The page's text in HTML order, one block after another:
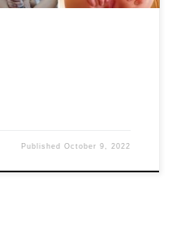
PublishedOctober 9, 2022